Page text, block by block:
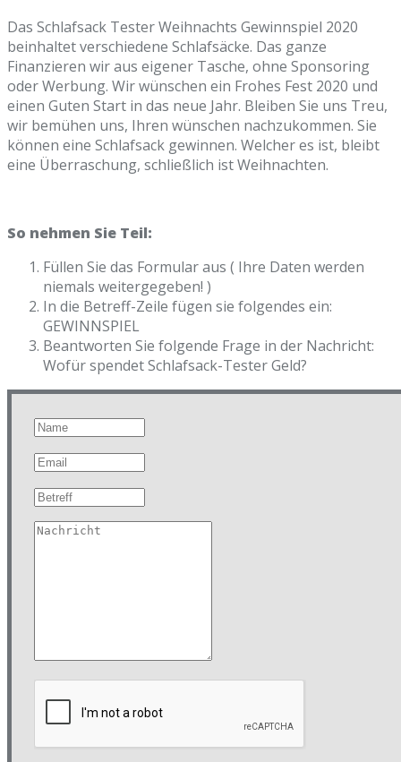
Das Schlafsack Tester Weihnachts Gewinnspiel 2020
beinhaltet verschiedene Schlafsäcke. Das ganze
Finanzieren wir aus eigener Tasche, ohne Sponsoring
oder Werbung. Wir wünschen ein Frohes Fest 2020 und
einen Guten Start in das neue Jahr. Bleiben Sie uns Treu,
wir bemühen uns, Ihren wünschen nachzukommen. Sie
können eine Schlafsack gewinnen. Welcher es ist, bleibt
eine Überraschung, schließlich ist Weihnachten.
So nehmen Sie Teil:
Füllen Sie das Formular aus ( Ihre Daten werden
niemals weitergegeben! )
In die Betreff-Zeile fügen sie folgendes ein:
GEWINNSPIEL
Beantworten Sie folgende Frage in der Nachricht:
Wofür spendet Schlafsack-Tester Geld?